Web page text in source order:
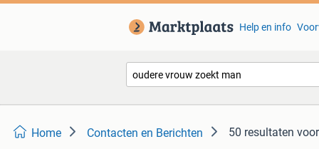
Help en info
Home Contacten en Berichten 50 resultaten